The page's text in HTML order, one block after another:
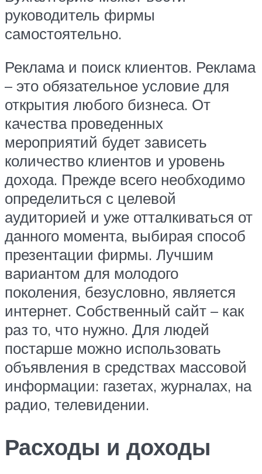
руководитель фирмы
самостоятельно.
Реклама и поиск клиентов. Реклама
– это обязательное условие для
открытия любого бизнеса. От
качества проведенных
мероприятий будет зависеть
количество клиентов и уровень
дохода. Прежде всего необходимо
определиться с целевой
аудиторией и уже отталкиваться от
данного момента, выбирая способ
презентации фирмы. Лучшим
вариантом для молодого
поколения, безусловно, является
интернет. Собственный сайт – как
раз то, что нужно. Для людей
постарше можно использовать
объявления в средствах массовой
информации: газетах, журналах, на
радио, телевидении.
Расходы и доходы